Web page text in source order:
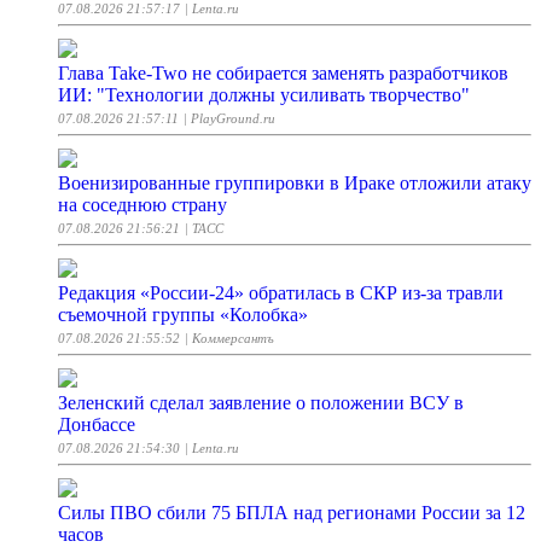
07.08.2026 21:57:17 | Lenta.ru
Глава Take-Two не собирается заменять разработчиков
ИИ: "Технологии должны усиливать творчество"
07.08.2026 21:57:11 | PlayGround.ru
Военизированные группировки в Ираке отложили атаку
на соседнюю страну
07.08.2026 21:56:21 | ТАСС
Редакция «России-24» обратилась в СКР из-за травли
съемочной группы «Колобка»
07.08.2026 21:55:52 | Коммерсантъ
Зеленский сделал заявление о положении ВСУ в
Донбассе
07.08.2026 21:54:30 | Lenta.ru
Силы ПВО сбили 75 БПЛА над регионами России за 12
часов